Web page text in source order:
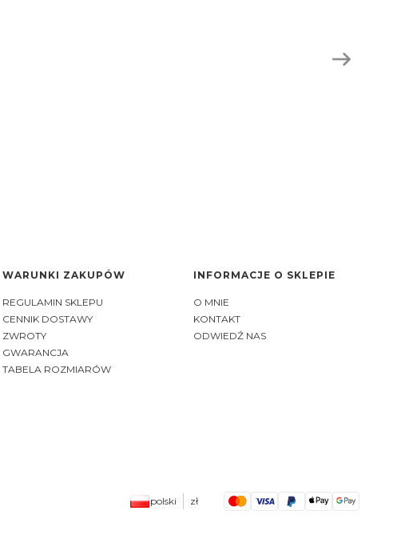
WARUNKI ZAKUPÓW
REGULAMIN SKLEPU
CENNIK DOSTAWY
ZWROTY
GWARANCJA
TABELA ROZMIARÓW
INFORMACJE O SKLEPIE
O MNIE
KONTAKT
ODWIEDŹ NAS
polski zł